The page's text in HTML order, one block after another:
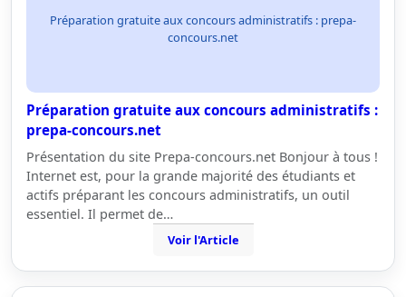
Préparation gratuite aux concours administratifs : prepa-
concours.net
Préparation gratuite aux concours administratifs :
prepa-concours.net
Présentation du site Prepa-concours.net Bonjour à tous !
Internet est, pour la grande majorité des étudiants et
actifs préparant les concours administratifs, un outil
essentiel. Il permet de…
Voir l'Article